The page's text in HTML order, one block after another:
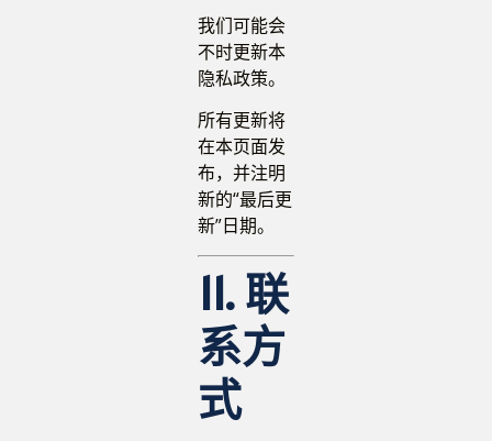
我们可能会
不时更新本
隐私政策。
所有更新将
在本页面发
布，并注明
新的“最后更
新”日期。
11. 联
系方
式